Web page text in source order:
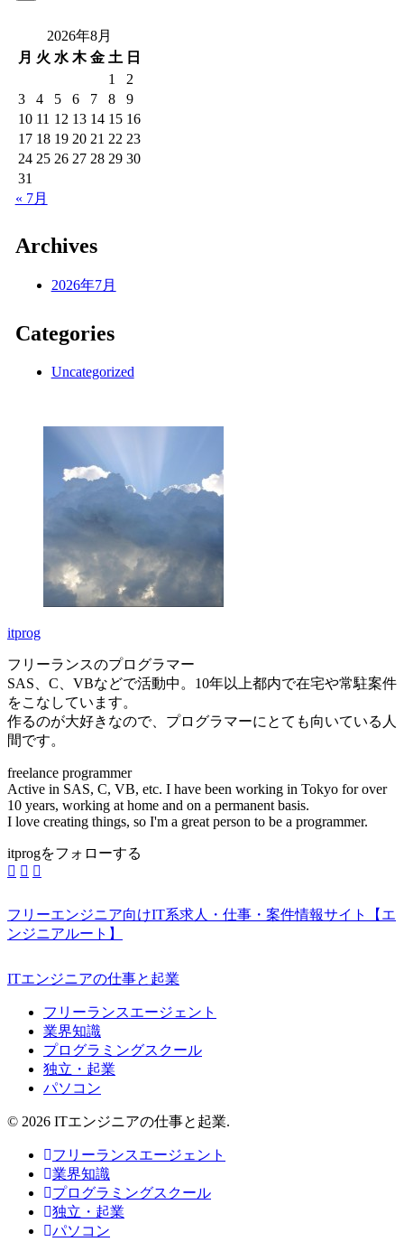
2026年8月
月 火 水 木 金 土 日
1
2
3
4 5 6 7 8
9
10 11 12 13 14 15 16
17 18 19 20 21 22 23
24 25 26 27 28 29 30
31
« 7月
Archives
2026年7月
Categories
Uncategorized
itprog
フリーランスのプログラマー
SAS、C、VBなどで活動中。10年以上都内で在宅や常駐案件
をこなしています。
作るのが大好きなので、プログラマーにとても向いている人
間です。
freelance programmer
Active in SAS, C, VB, etc. I have been working in Tokyo for over
10 years, working at home and on a permanent basis.
I love creating things, so I'm a great person to be a programmer.
itprogをフォローする
フリーエンジニア向けIT系求人・仕事・案件情報サイト【エ
ンジニアルート】
ITエンジニアの仕事と起業
フリーランスエージェント
業界知識
プログラミングスクール
独立・起業
パソコン
© 2026 ITエンジニアの仕事と起業.
フリーランスエージェント
業界知識
プログラミングスクール
独立・起業
パソコン